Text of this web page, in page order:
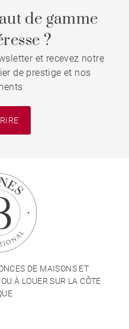
de gamme
?
et recevez notre
de prestige et nos
DE MAISONS ET
À LOUER SUR LA CÔTE